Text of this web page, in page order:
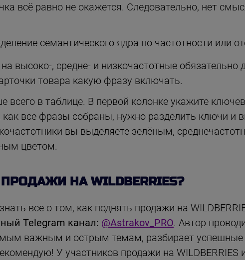
всё равно не окажется. Следовательно, нет
семантического ядра по частотности или
высоко-, средне- и низкочастотные
товара какую фразу включать.
всего в таблице. В первой колонке укажите
как все фразы собраны, нужно разделить ключи и
вы выделяете зелёным,
цветом.
НА WILDBERRIES?
все о том, как поднять продажи на
Telegram канал: @Astrakov_PRO. Автор
важным и острым темам, разбирает успешные
У участников продажи на WILDBERRIES